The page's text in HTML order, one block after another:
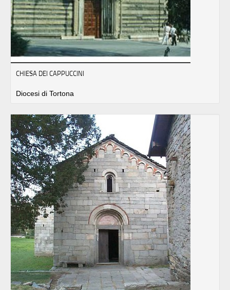
CHIESA DEI CAPPUCCINI
Diocesi di Tortona